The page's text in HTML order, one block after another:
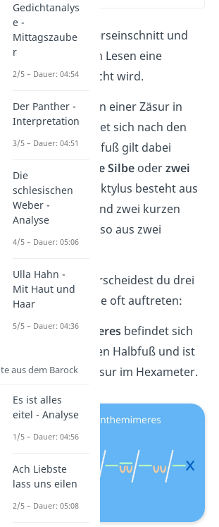
EineZäsurist ein Verseinschnitt und
bedeutet, dass beim Lesen eine
Sprechpausegemacht wird.
Die Position einer Zäsur in
einer Verszeile richtet sich nach den
Halbfüßen. Als Halbfuß gilt dabei
eine lange Silbe oderzwei
kurze Silben. Ein Daktylus besteht aus
langen Silbe und zwei kurzen
Silben, insgesamt also aus zwei
Halbfüßen.
Im Hexameter unterscheidest du drei
typische
, die oft auftreten:
DiePenthemimeres befindet sich
nach dem fünften Halbfuß und ist
die häufigste Zäsur im Hexameter.
Gedichtanalys
e -
Mittagszaube
r
2/5 – Dauer: 04:54
Der Panther -
Interpretation
3/5 – Dauer: 04:51
Die
schlesischen
Weber -
Analyse
4/5 – Dauer: 05:06
Ulla Hahn -
Mit Haut und
Haar
5/5 – Dauer: 04:36
aus dem Barock
Es ist alles
eitel - Analyse
1/5 – Dauer: 04:56
Ach Liebste
lass uns eilen
2/5 – Dauer: 05:08